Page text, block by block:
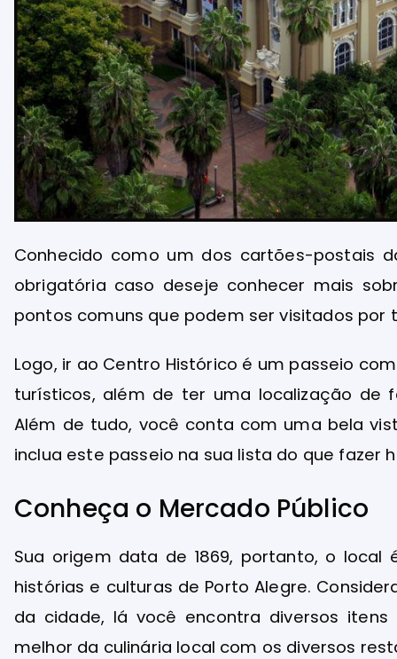
Conhecido como um dos cartões-postais
obrigatória caso deseje conhecer mais
pontos comuns que podem ser visitados por
Logo, ir ao Centro Histórico é um passeio
turísticos, além de ter uma localização de
Além de tudo, você conta com uma bela
inclua este passeio na sua lista do que fazer
Conheça o Mercado Público
Sua origem data de 1869, portanto, o
histórias e culturas de Porto Alegre.
da cidade, lá você encontra diversos
melhor da culinária local com os diversos